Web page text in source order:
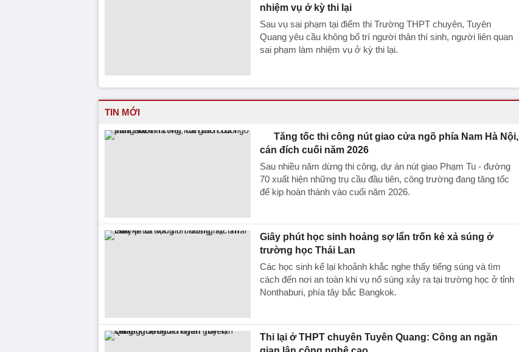
nhiệm vụ ở kỳ thi lại
Sau vụ sai phạm tại điểm thi Trường THPT chuyên, Tuyên
Quang yêu cầu không bố trí người thân thí sinh, người liên quan
sai phạm làm nhiệm vụ ở kỳ thi lại.
TIN MỚI
Tăng tốc thi công nút giao cửa ngõ phía Nam Hà Nội,
cán đích cuối năm 2026
Sau nhiều năm dừng thi công, dự án nút giao Phạm Tu - đường
70 xuất hiện những trụ cầu đầu tiên, công trường đang tăng tốc
để kịp hoàn thành vào cuối năm 2026.
Giây phút học sinh hoảng sợ lẩn trốn kẻ xả súng ở
trường học Thái Lan
Các học sinh kể lại khoảnh khắc nghe thấy tiếng súng và tìm
cách đến nơi an toàn khi vụ nổ súng xảy ra tại trường học ở tỉnh
Nonthaburi, phía tây bắc Bangkok.
Thi lại ở THPT chuyên Tuyên Quang: Công an ngăn